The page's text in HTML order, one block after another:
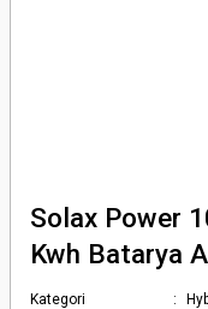
Solax Power
Kwh Batarya
Kategori